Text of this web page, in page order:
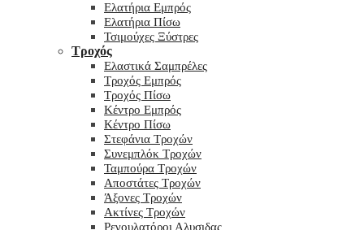
Ελατήρια Εμπρός
Ελατήρια Πίσω
Τσιμούχες Ξύστρες
Τροχός
Ελαστικά Σαμπρέλες
Τροχός Εμπρός
Τροχός Πίσω
Κέντρο Εμπρός
Κέντρο Πίσω
Στεφάνια Τροχών
Συνεμπλόκ Τροχών
Ταμπούρα Τροχών
Αποστάτες Τροχών
Άξονες Τροχών
Ακτίνες Τροχών
Ρεγουλατόροι Αλυσιδας